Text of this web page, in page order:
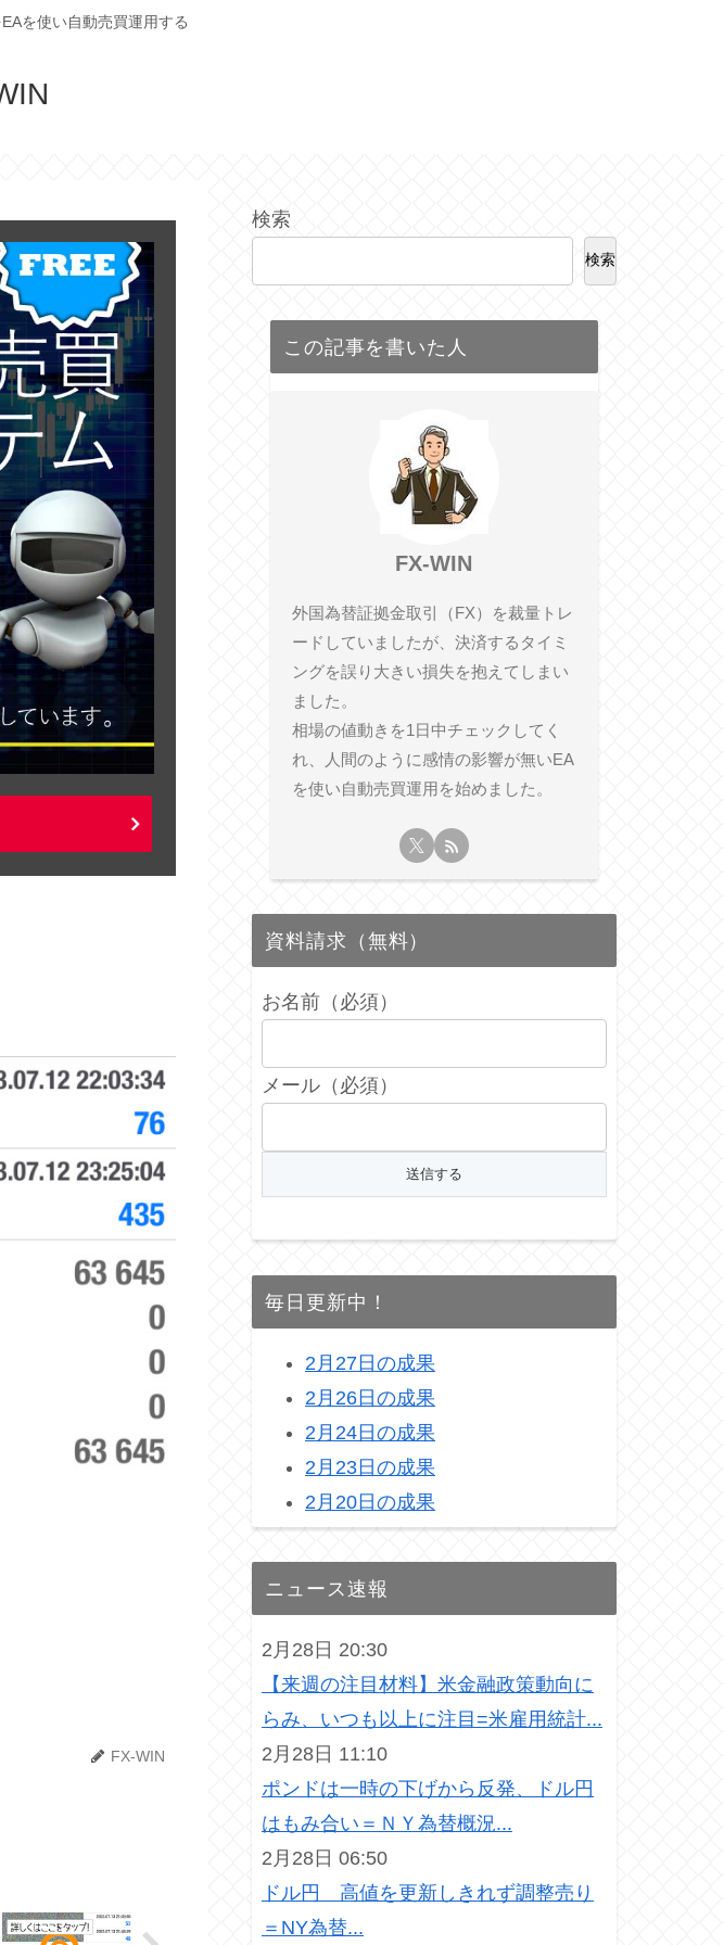
を使い自動売買運用する
FX-WIN
検索
検索
この記事を書いた人
FX-WIN
外国為替証拠金取引（FX）を裁量トレ
ードしていましたが、決済するタイミ
ングを誤り大きい損失を抱えてしまい
ました。
相​場の値動きを1日中チェックしてく
れ、人間のように感情の影響が無いEA
を使い自動売買運用を始めました。
資料請求（無料）
お名前（必須）
メール（必須）
毎日更新中！
2月27日の成果
2月26日の成果
2月24日の成果
2月23日の成果
2月20日の成果
ニュース速報
2月28日 20:30
【来週の注目材料】米金融政策動向に
らみ、いつも以上に注目=米雇用統計...
2月28日 11:10
ポンドは一時の下げから反発、ドル円
はもみ合い＝ＮＹ為替概況...
2月28日 06:50
ドル円 高値を更新しきれず調整売り
＝NY為替...